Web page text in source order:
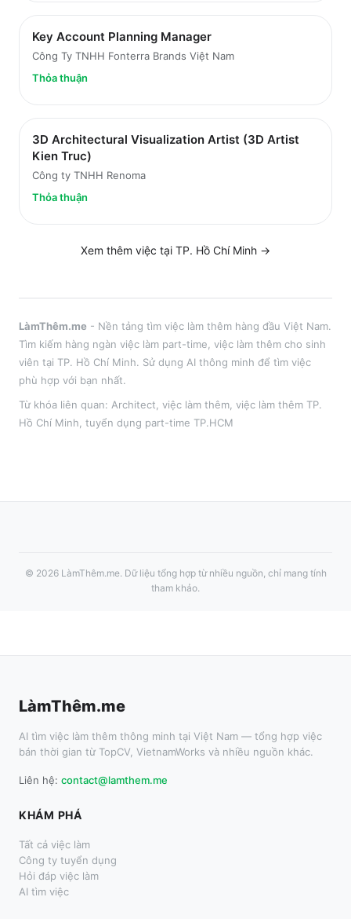
Key Account Planning Manager
Công Ty TNHH Fonterra Brands Việt Nam
Thỏa thuận
3D Architectural Visualization Artist (3D Artist
Kien Truc)
Công ty TNHH Renoma
Thỏa thuận
Xem thêm việc tại TP. Hồ Chí Minh →
LàmThêm.me - Nền tảng tìm việc làm thêm hàng đầu Việt Nam.
Tìm kiếm hàng ngàn việc làm part-time, việc làm thêm cho sinh
viên tại TP. Hồ Chí Minh. Sử dụng AI thông minh để tìm việc
phù hợp với bạn nhất.
Từ khóa liên quan: Architect việc làm thêm , việc làm thêm TP.
Hồ Chí Minh , tuyển dụng part-time TP.HCM
© 2026 LàmThêm.me. Dữ liệu tổng hợp từ nhiều nguồn, chỉ mang tính
tham khảo.
LàmThêm.me
AI tìm việc làm thêm thông minh tại Việt Nam — tổng hợp việc
bán thời gian từ TopCV, VietnamWorks và nhiều nguồn khác.
Liên hệ: contact@lamthem.me
KHÁM PHÁ
Tất cả việc làm
Công ty tuyển dụng
Hỏi đáp việc làm
AI tìm việc